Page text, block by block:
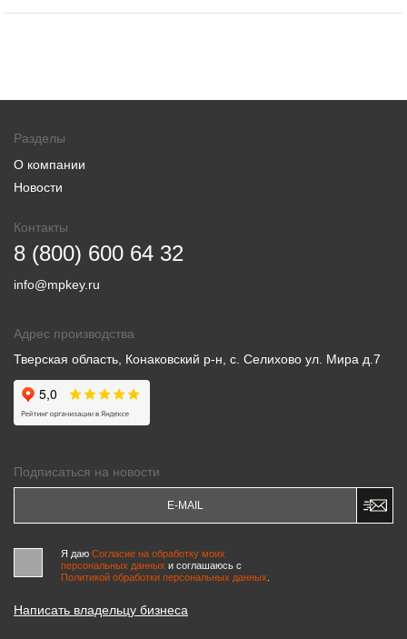
Разделы
О компании
Новости
Контакты
8 (800) 600 64 32
info@mpkey.ru
Адрес производства
Тверская область, Конаковский р-н, с. Селихово ул. Мира д.7
Подписаться на новости
Я даю Согласие на обработку моих
персональных данных и соглашаюсь c
Политикой обработки персональных данных
Написать владельцу бизнеса